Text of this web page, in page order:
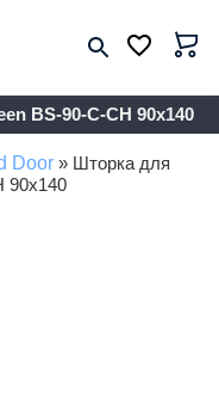
BS-90-C-CH 90x140
Door » Шторка для
90x140